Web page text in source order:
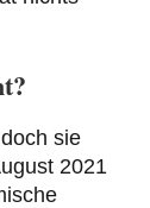
sie
2021